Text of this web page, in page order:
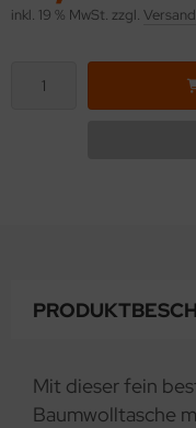
inkl. 19 % MwSt. zzgl.
Mit dieser fein
Baumwolltasche